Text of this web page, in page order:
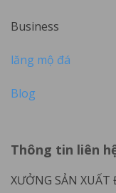
Business
lăng mộ đá
Blog
Thông tin liên
XƯỞNG SẢN